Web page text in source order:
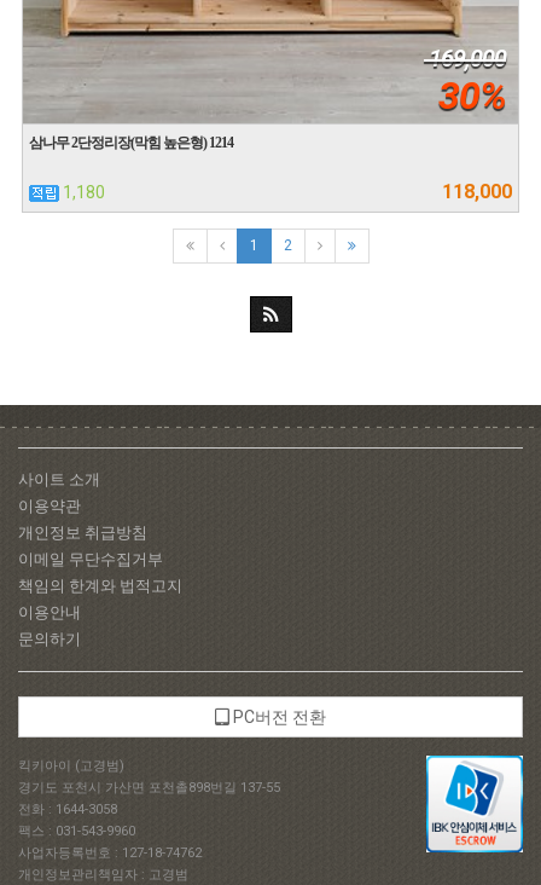
169,000
30%
삼나무 2단정리장(막힘 높은형) 1214
1,180 118,000
1 2
사이트 소개
이용약관
개인정보 취급방침
이메일 무단수집거부
책임의 한계와 법적고지
이용안내
문의하기
PC버전 전환
킥키아이 (고경범)
경기도 포천시 가산면 포천촐898번길 137-55
전화 : 1644-3058
팩스 : 031-543-9960
사업자등록번호 : 127-18-74762
개인정보관리책임자 : 고경범